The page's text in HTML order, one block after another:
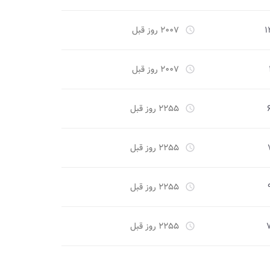
access_time ۲۰۰۷ روز قبل
access_time ۲۰۰۷ روز قبل
access_time ۲۲۵۵ روز قبل
access_time ۲۲۵۵ روز قبل
access_time ۲۲۵۵ روز قبل
access_time ۲۲۵۵ روز قبل